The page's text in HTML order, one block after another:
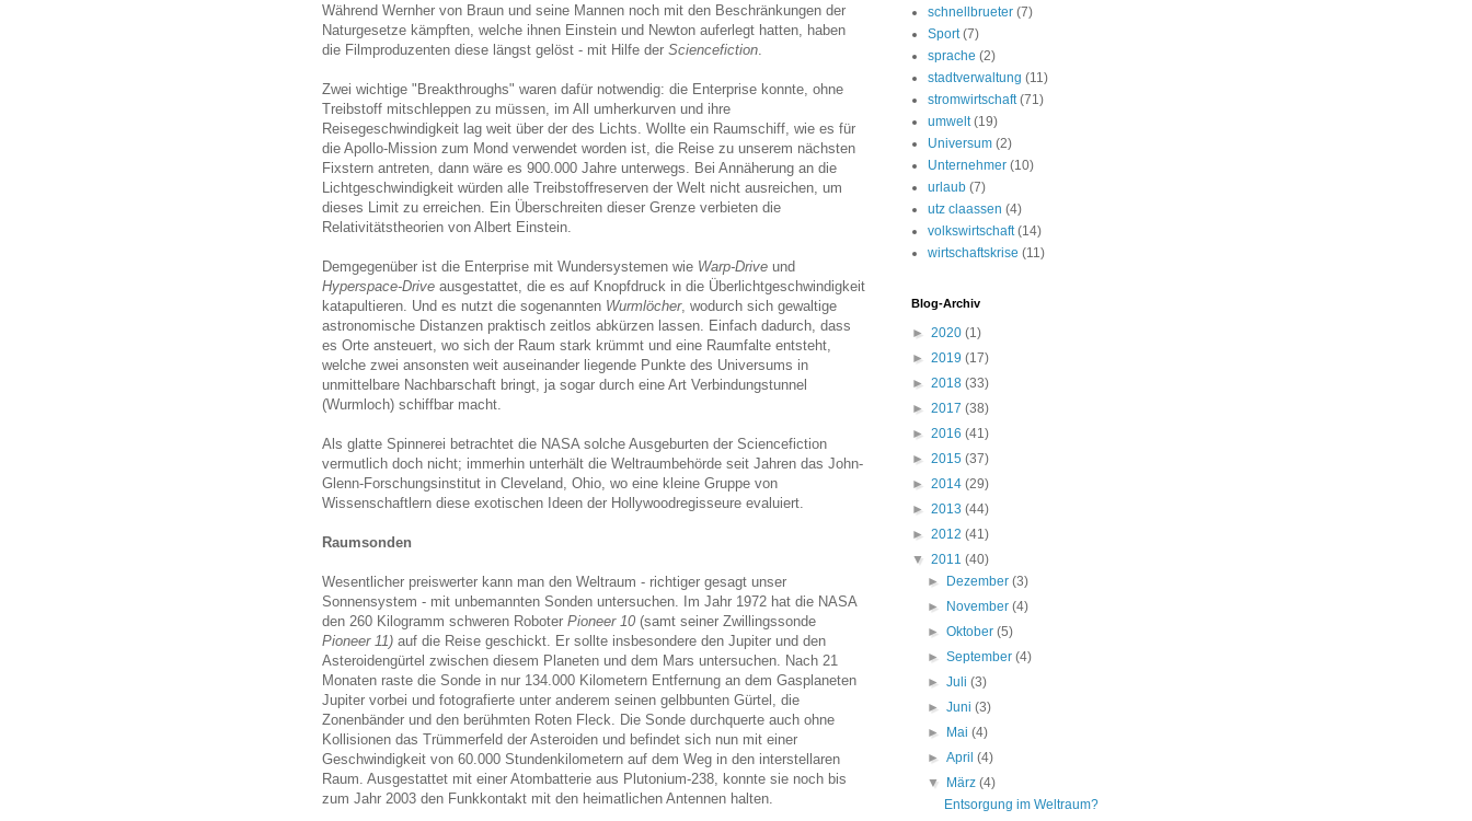
Während Wernher von Braun und seine Mannen noch mit den Beschränkungen der
Naturgesetze kämpften, welche ihnen Einstein und Newton auferlegt hatten, haben
die Filmproduzenten diese längst gelöst - mit Hilfe der Sciencefiction
Zwei wichtige "Breakthroughs" waren dafür notwendig: die Enterprise konnte, ohne
Treibstoff mitschleppen zu müssen, im All umherkurven und ihre
Reisegeschwindigkeit lag weit über der des Lichts. Wollte ein Raumschiff, wie es für
die Apollo-Mission zum Mond verwendet worden ist, die Reise zu unserem nächsten
Fixstern antreten, dann wäre es 900.000 Jahre unterwegs. Bei Annäherung an die
Lichtgeschwindigkeit würden alle Treibstoffreserven der Welt nicht ausreichen, um
dieses Limit zu erreichen. Ein Überschreiten dieser Grenze verbieten die
Relativitätstheorien von Albert Einstein.
Demgegenüber ist die Enterprise mit Wundersystemen wie Warp-Drive und
Hyperspace-Drive ausgestattet, die es auf Knopfdruck in die Überlichtgeschwindigkeit
katapultieren. Und es nutzt die sogenannten Wurmlöcher, wodurch sich gewaltige
astronomische Distanzen praktisch zeitlos abkürzen lassen. Einfach dadurch, dass
es Orte ansteuert, wo sich der Raum stark krümmt und eine Raumfalte entsteht,
welche zwei ansonsten weit auseinander liegende Punkte des Universums in
unmittelbare Nachbarschaft bringt, ja sogar durch eine Art Verbindungstunnel
(Wurmloch) schiffbar macht.
Als glatte Spinnerei betrachtet die NASA solche Ausgeburten der Sciencefiction
vermutlich doch nicht; immerhin unterhält die Weltraumbehörde seit Jahren das John-
Glenn-Forschungsinstitut in Cleveland, Ohio, wo eine kleine Gruppe von
Wissenschaftlern diese exotischen Ideen der Hollywoodregisseure evaluiert.
Raumsonden
Wesentlicher preiswerter kann man den Weltraum - richtiger gesagt unser
Sonnensystem - mit unbemannten Sonden untersuchen. Im Jahr 1972 hat die NASA
den 260 Kilogramm schweren Roboter Pioneer 10 (samt seiner Zwillingssonde
Pioneer 11) auf die Reise geschickt. Er sollte insbesondere den Jupiter und den
Asteroidengürtel zwischen diesem Planeten und dem Mars untersuchen. Nach 21
Monaten raste die Sonde in nur 134.000 Kilometern Entfernung an dem Gasplaneten
Jupiter vorbei und fotografierte unter anderem seinen gelbbunten Gürtel, die
Zonenbänder und den berühmten Roten Fleck. Die Sonde durchquerte auch ohne
Kollisionen das Trümmerfeld der Asteroiden und befindet sich nun mit einer
Geschwindigkeit von 60.000 Stundenkilometern auf dem Weg in den interstellaren
Raum. Ausgestattet mit einer Atombatterie aus Plutonium-238, konnte sie noch bis
zum Jahr 2003 den Funkkontakt mit den heimatlichen Antennen halten.
schnellbrueter (7)
Sport (7)
sprache (2)
stadtverwaltung (11)
stromwirtschaft (71)
umwelt (19)
Universum (2)
Unternehmer (10)
urlaub (7)
utz claassen (4)
volkswirtschaft (14)
wirtschaftskrise (11)
Blog-Archiv
► 2020 (1)
► 2019 (17)
► 2018 (33)
► 2017 (38)
► 2016 (41)
► 2015 (37)
► 2014 (29)
► 2013 (44)
► 2012 (41)
▼ 2011 (40)
►
Dezember(3)
►
November(4)
►Oktober(5)
►September(4)
►Juli(3)
►Juni(3)
►
Mai(4)
►April(4)
▼
März(4)
Entsorgung im Weltraum?